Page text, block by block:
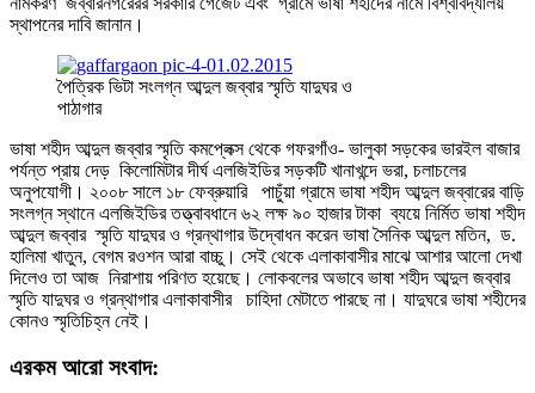
স্থাপনের দাবি জানান।
পৈত্রিক ভিটা সংলগ্ন আব্দুল জব্বার স্মৃতি যাদুঘর ও
পাঠাগার
ভাষা শহীদ আব্দুল জব্বার স্মৃতি কমপ্লেক্স থেকে গফরগাঁও- ভালুকা সড়কের ভারইল বাজার
পর্যন্ত প্রায় দেড় কিলোমিটার দীর্ঘ এলজিইডির সড়কটি খানাখন্দে ভরা, চলাচলের
অনুপযোগী। ২০০৮ সালে ১৮ ফেব্রুয়ারি পাচুঁয়া গ্রামে ভাষা শহীদ আব্দুল জব্বারের বাড়ি
সংলগ্ন স্থানে এলজিইডির তত্ত্বাবধানে ৬২ লক্ষ ৯০ হাজার টাকা ব্যয়ে নির্মিত ভাষা শহীদ
আব্দুল জব্বার স্মৃতি যাদুঘর ও গ্রন্থাগার উদ্বোধন করেন ভাষা সৈনিক আব্দুল মতিন, ড.
হালিমা খাতুন, বেগম রওশন আরা বাচ্চু। সেই থেকে এলাকাবাসীর মাঝে আশার আলো দেখা
দিলেও তা আজ নিরাশায় পরিণত হয়েছে। লোকবলের অভাবে ভাষা শহীদ আব্দুল জব্বার
স্মৃতি যাদুঘর ও গ্রন্থাগার এলাকাবাসীর চাহিদা মেটাতে পারছে না। যাদুঘরে ভাষা শহীদের
কোনও স্মৃতিচিহ্ন নেই।
এরকম আরো সংবাদ: